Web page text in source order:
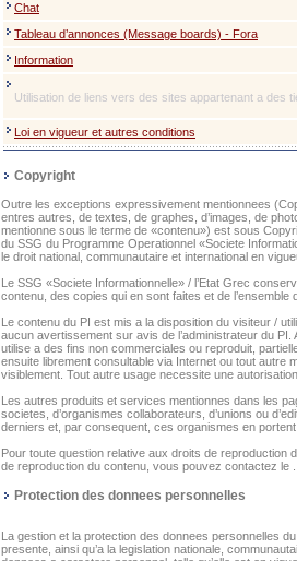
Chat
Tableau d’annonces (Message boards) - Fora
Information
Utilisation de liens vers des sites appartenant a des
Loi en vigueur et autres conditions
Copyright
Outre les exceptions expressivement mentionnees
entres autres, de textes, de graphes, d’images, de
mentionne sous le terme de «contenu») est sous
du SSG du Programme Operationnel «Societe
le droit national, communautaire et international en
Le SSG «Societe Informationnelle» / l’Etat Grec
contenu, des copies qui en sont faites et de
Le contenu du PI est mis a la disposition du visiteur /
aucun avertissement sur avis de l’administrateur du
utilise a des fins non commerciales ou reproduit,
ensuite librement consultable via Internet ou tout autre
visiblement. Tout autre usage necessite une
Les autres produits et services mentionnes dans les
societes, d’organismes collaborateurs, d’unions ou
derniers et, par consequent, ces organismes en
Pour toute question relative aux droits de reproduction
de reproduction du contenu, vous pouvez contactez le .
Protection des donnees personnelles
La gestion et la protection des donnees personnelles
presente, ainsi qu’a la legislation nationale,